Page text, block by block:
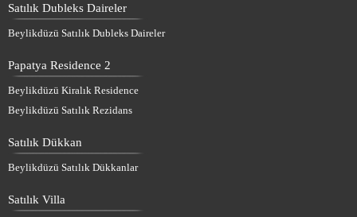
Satılık Dubleks Daireler
Beylikdüzü Satılık Dubleks Daireler
Papatya Residence 2
Beylikdüzü Kiralık Residence
Beylikdüzü Satılık Rezidans
Satılık Dükkan
Beylikdüzü Satılık Dükkanlar
Satılık Villa